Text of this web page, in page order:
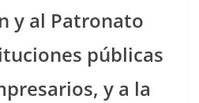
y al Patronato
públicas
y a la